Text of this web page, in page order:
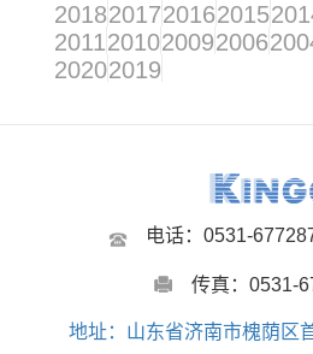
2018201720162015
2011201020092006
20202019
电话：0531-
传真：0531-
地址：山东省济南市槐荫区